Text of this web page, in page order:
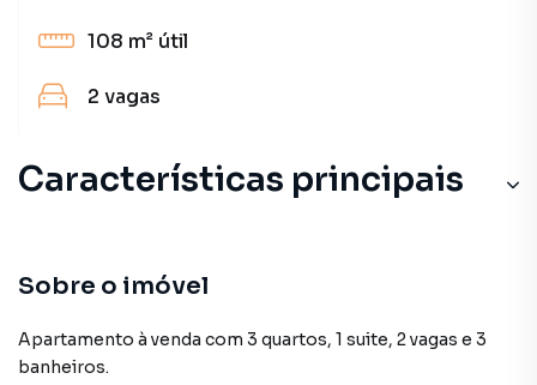
108 m² útil
2 vagas
Características principais
Sobre o imóvel
Apartamento à venda com 3 quartos, 1 suite, 2 vagas e 3
banheiros.